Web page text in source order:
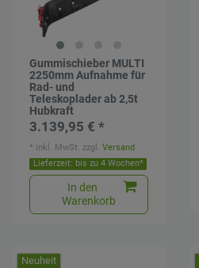
Gummischieber MULTI
2250mm Aufnahme für
Rad- und
Teleskoplader ab 2,5t
Hubkraft
3.139,95 € *
Lieferzeit: bis zu 4 Wochen*
In den
Warenkorb
* inkl. MwSt. zzgl.Versand
Neuheit